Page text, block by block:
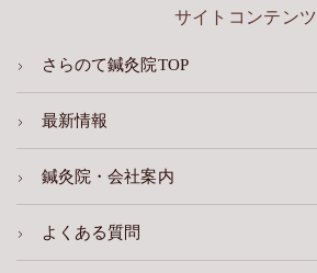
サイトコンテンツ
さらのて鍼灸院TOP
最新情報
鍼灸院・会社案内
よくある質問